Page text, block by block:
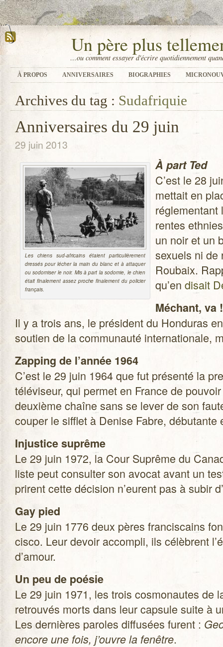
Un père plus
…ou comment essayer d'écrire quotidiennement
À PROPOS ANNIVERSAIRES BIOGRAPHIES
Archives du tag : Sudafriquie
Anniversaires du 29 juin
29 juin 2013
Les chiens sud-africains étaient par­ti­cu­liè­re­ment
dres­sés pour lécher la main du blanc et à atta­quer
ou sodo­mi­ser le noir. Mis à part la sodo­mie, le chien
était fina­le­ment assez proche fina­le­ment du poli­cier
français.
À part Ted
C’est le 28
met­tait en
rentes
un noir et un
sexuels ni de
Roubaix.
qu’en disait
Méchant, va !
Il y a trois ans, le pré­sident du Hon­du­ras
sou­tien de la com­mu­nauté inter­na­tio­nale,
Zap­ping de l’année 1964
C’est le 29 juin 1964 que fut pré­senté la
télé­vi­seur, qui per­met en France de
deuxième chaîne sans se lever de son
cou­per le sif­flet à Denise Fabre, débu­tante
Injus­tice suprême
Le 29 juin 1972, la Cour Suprême du
liste peut consul­ter son avo­cat avant un
prirent cette déci­sion n’eurent pas à subir
Gay pied
Le 29 juin 1776 deux pères fran­cis­cains
cisco. Leur devoir accom­pli, ils célèbrent
d’amour.
Un peu de poé­sie
Le 29 juin 1971, les trois cos­mo­nautes de
retrou­vés morts dans leur cap­sule suite à
Les der­nières paroles dif­fu­sées furent :
encore une fois, j’ouvre la fenêtre.